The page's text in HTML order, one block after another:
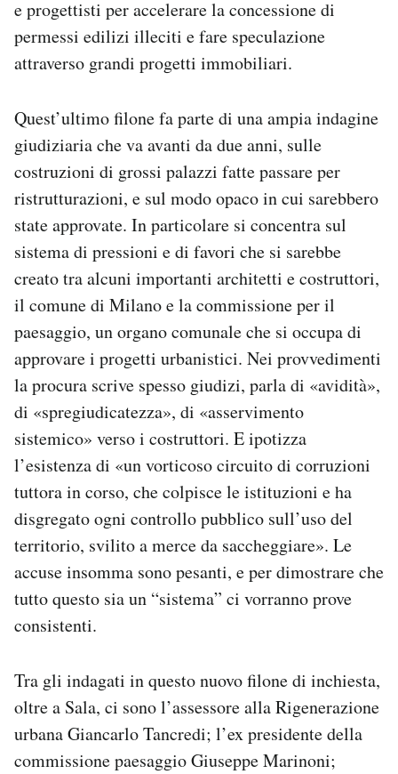
e progettisti per accelerare la concessione di
permessi edilizi illeciti e fare speculazione
attraverso grandi progetti immobiliari.
Quest’ultimo filone fa parte di una ampia indagine
giudiziaria che va avanti da due anni, sulle
costruzioni di grossi palazzi fatte passare per
ristrutturazioni, e sul modo opaco in cui sarebbero
state approvate. In particolare si concentra sul
sistema di pressioni e di favori che si sarebbe
creato tra alcuni importanti architetti e costruttori,
il comune di Milano e la commissione per il
paesaggio, un organo comunale che si occupa di
approvare i progetti urbanistici. Nei provvedimenti
la procura scrive spesso giudizi, parla di «avidità»,
di «spregiudicatezza», di «asservimento
sistemico» verso i costruttori. E ipotizza
l’esistenza di «un vorticoso circuito di corruzioni
tuttora in corso, che colpisce le istituzioni e ha
disgregato ogni controllo pubblico sull’uso del
territorio, svilito a merce da saccheggiare». Le
accuse insomma sono pesanti, e per dimostrare che
tutto questo sia un “sistema” ci vorranno prove
consistenti.
Tra gli indagati in questo nuovo filone di inchiesta,
oltre a Sala, ci sono l’assessore alla Rigenerazione
urbana Giancarlo Tancredi; l’ex presidente della
commissione paesaggio Giuseppe Marinoni;